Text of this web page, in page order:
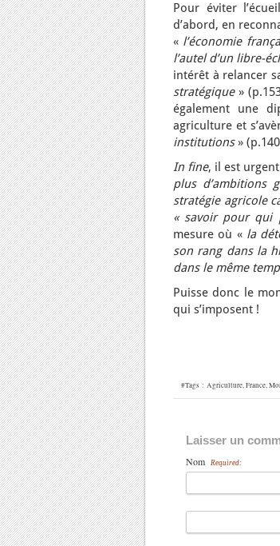
Pour éviter
d’abord, en
« l’économie
l’autel d’un libre-
intérêt à relancer
stratégique»
également une
agriculture et
institutions»
In fine, il est urgent
plus d’ambitions
stratégie agricole
« savoir pour qui
mesure où « la
son rang dans la
dans le même
Puisse donc le
qui s’imposent !
#Tags : Agriculture,France,
Laisser un
Nom Required: